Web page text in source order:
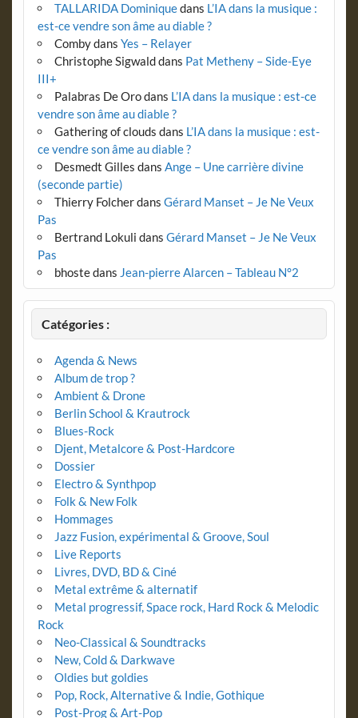
TALLARIDA Dominiquedans L’IA dans la musique :
est-ce vendre son âme au diable ?
Combydans Yes – Relayer
Christophe Sigwalddans Pat Metheny – Side-Eye
III+
Palabras De Orodans L’IA dans la musique : est-ce
vendre son âme au diable ?
Gathering of clouds dans L’IA dans la musique : est-
ce vendre son âme au diable ?
Desmedt Gilles dans Ange – Une carrière divine
(seconde partie)
Thierry Folcherdans Gérard Manset – Je Ne Veux
Pas
Bertrand Lokuli dans Gérard Manset – Je Ne Veux
Pas
bhostedans Jean-pierre Alarcen – Tableau N°2
Catégories :
Agenda & News
Album de trop ?
Ambient & Drone
Berlin School & Krautrock
Blues-Rock
Djent, Metalcore & Post-Hardcore
Dossier
Electro & Synthpop
Folk & New Folk
Hommages
Jazz Fusion, expérimental & Groove, Soul
Live Reports
Livres, DVD, BD & Ciné
Metal extrême & alternatif
Metal progressif, Space rock, Hard Rock & Melodic
Rock
Neo-Classical & Soundtracks
New, Cold & Darkwave
Oldies but goldies
Pop, Rock, Alternative & Indie, Gothique
Post-Prog & Art-Pop